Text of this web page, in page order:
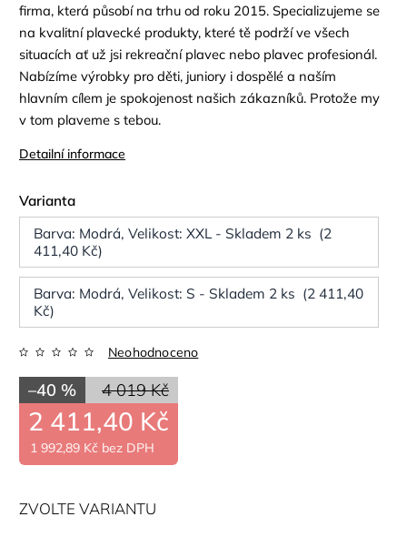
firma, která působí na trhu od roku 2015. Specializujeme se
na kvalitní plavecké produkty, které tě podrží ve všech
situacích ať už jsi rekreační plavec nebo plavec profesionál.
Nabízíme výrobky pro děti, juniory i dospělé a naším
hlavním cílem je spokojenost našich zákazníků. Protože my
v tom plaveme s tebou.
Detailní informace
Varianta
Barva: Modrá, Velikost: XXL - Skladem 2 ks (2
411,40 Kč)
Barva: Modrá, Velikost: S - Skladem 2 ks (2 411,40
Kč)
Neohodnoceno
4 019 Kč
–40 %
2 411,40 Kč
1 992,89 Kč bez DPH
ZVOLTE VARIANTU